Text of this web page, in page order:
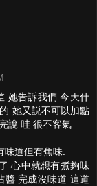
她告訴我們 今天什
她又説不可以加點
說 哇 很不客氣
道但有焦味.
心中就想有煮夠味
醬 完成沒味道 這道